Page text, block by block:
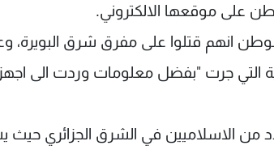
على موقعها الالكتروني.
انهم قتلوا على مفرق شرق البويرة،
التي جرت "بفضل معلومات وردت الى اجهزة
من الاسلاميين في الشرق الجزائري حيث